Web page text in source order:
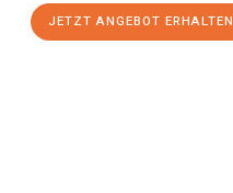
JETZT ANGEBOT ERHALTEN